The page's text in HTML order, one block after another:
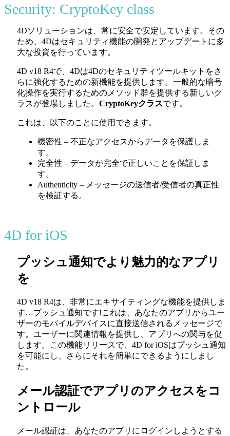
Security: CryptoKey class
4Dソリューションは、常に安全で安定しています。その
ため、4Dはセキュリティ機能の開発とアップデートに多
大な投資を行っています。
4D v18 R4で、4Dは4Dのセキュリティツールキットをさ
らに強化するための新機能を提供します。一般的な暗号
化操作を実行するためのメソッド群を提供する新しいク
ラスが登場しました。 CryptoKeyクラスです。
これは、以下のことに使用できます。
機密性 – 不正なアクセスからデータを保護しま
す。
完全性 – データが完全で正しいことを保証しま
す。
Authenticity – メッセージの送信者/受信者の真正性
を検証する。
4D for iOS
プッシュ通知でより魅力的なアプリ
を
4D v18 R4は、非常にエキサイティングな機能を提供しま
す…プッシュ通知です!これは、あなたのアプリからユー
ザーのモバイルデバイスに直接送信されるメッセージで
す。ユーザーに関連情報を提供し、アプリへの関与を促
します。この機能リリースで、4D for iOSはプッシュ通知
を可能にし、さらにそれを簡単にできるようにしまし
た。
メール認証でアプリのアクセスをコ
ントロール
メール認証は、あなたのアプリにログインしようとする